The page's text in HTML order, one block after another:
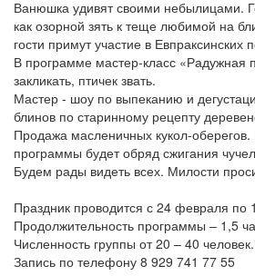
Ванюшка удивят своими небылицами.
как озорной зять к теще любимой на
гости примут участие в Евпраксинских
В программе мастер-класс «Радужная
закликать, птичек звать.
Мастер - шоу по выпеканию и
блинов по старинному рецепту
Продажа масленичных кукол-
программы будет обряд сжигания
Будем рады видеть всех. Милости
Праздник проводится с 24 февраля по
Продолжительность программы – 1,5
Численность группы от 20 – 40 человек.
Запись по телефону 8 929 741 77 55